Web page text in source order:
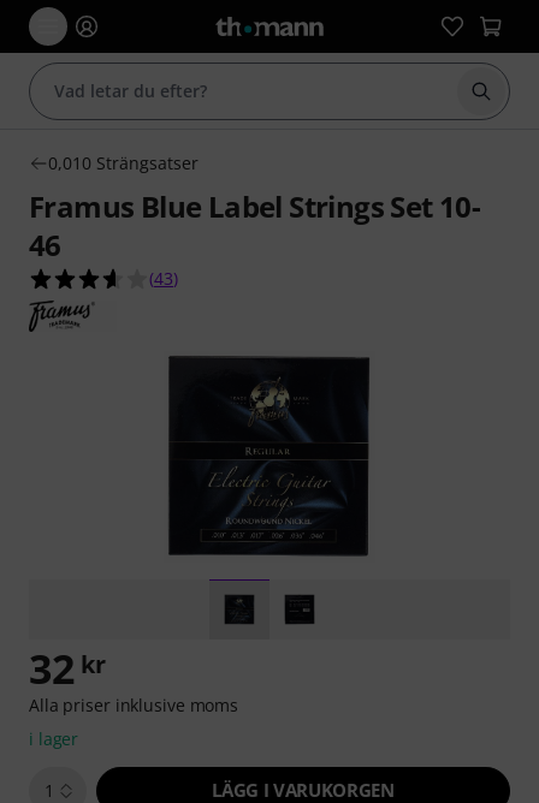
Börja
0,010 Strängsatser
Framus Blue Label Strings Set 10-
46
3.6 av 5 stjärnor från 43 kundbetyg
(43)
32 kr
Alla priser inklusive moms
i lager
1 LÄGG I VARUKORGEN